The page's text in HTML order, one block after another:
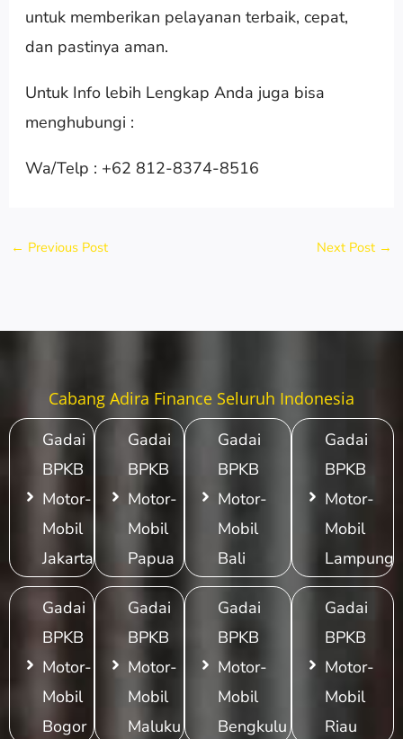
untuk memberikan pelayanan terbaik, cepat,
dan pastinya aman.
Untuk Info lebih Lengkap Anda juga bisa
menghubungi :
Wa/Telp : +62 812-8374-8516
← Previous Post Next Post →
Cabang Adira Finance Seluruh Indonesia
Gadai
BPKB
Motor-
Mobil
Jakarta
Gadai
BPKB
Motor-
Mobil
Bogor
Gadai
BPKB
Motor-
Mobil
Papua
Gadai
BPKB
Motor-
Mobil
Maluku
Gadai
BPKB
Motor-
Mobil
Bali
Gadai
BPKB
Motor-
Mobil
Bengkulu
Gadai
BPKB
Motor-
Mobil
Lampung
Gadai
BPKB
Motor-
Mobil
Riau